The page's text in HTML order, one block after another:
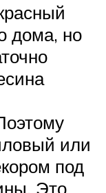
дома, но
или
под
Это